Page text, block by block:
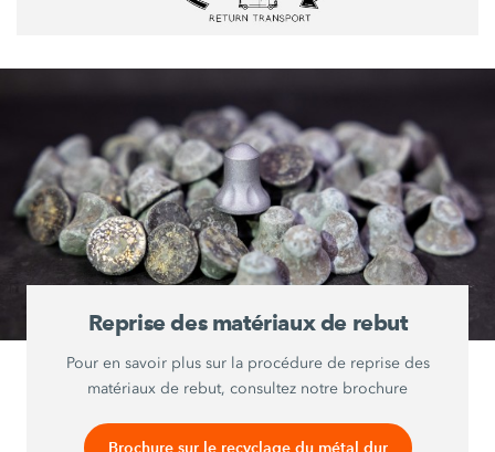
Reprise des matériaux de rebut
Pour en savoir plus sur la procédure de reprise des
matériaux de rebut, consultez notre brochure
Brochure sur le recyclage du métal dur